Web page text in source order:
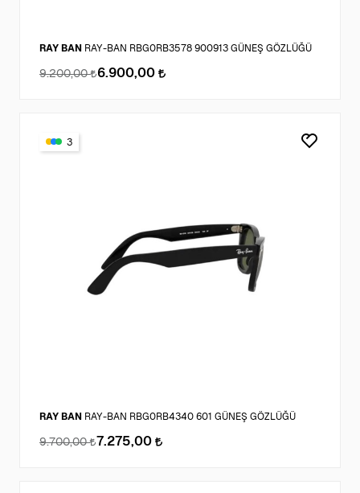
RAY BAN RAY-BAN RBG0RB3578 900913 GÜNEŞ GÖZLÜĞÜ
9.200,00 6.900,00
3
RAY BAN RAY-BAN RBG0RB4340 601 GÜNEŞ GÖZLÜĞÜ
9.700,00 7.275,00